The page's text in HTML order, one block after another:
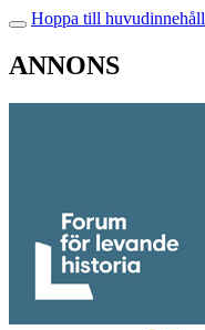
Hoppa till huvudinnehåll
ANNONS